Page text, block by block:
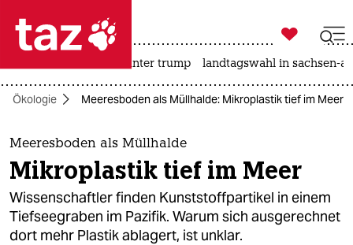
 taz zahl ich
taz zahl ich
themen
politik
öko

taz zahl ich
usa unter trump landtagswahl in sachsen-
Ökologie Meeresboden als Müllhalde: Mikroplastik tief im Meer
Meeresboden als Müllhalde
Mikroplastik tief im Meer
Wissenschaftler finden Kunststoffpartikel in einem
Tiefseegraben im Pazifik. Warum sich ausgerechnet
dort mehr Plastik ablagert, ist unklar.